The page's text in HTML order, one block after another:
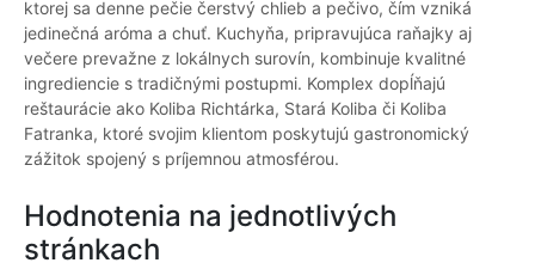
ktorej sa denne pečie čerstvý chlieb a pečivo, čím vzniká
jedinečná aróma a chuť. Kuchyňa, pripravujúca raňajky aj
večere prevažne z lokálnych surovín, kombinuje kvalitné
ingrediencie s tradičnými postupmi. Komplex dopĺňajú
reštaurácie ako Koliba Richtárka, Stará Koliba či Koliba
Fatranka, ktoré svojim klientom poskytujú gastronomický
zážitok spojený s príjemnou atmosférou.
Hodnotenia na jednotlivých
stránkach